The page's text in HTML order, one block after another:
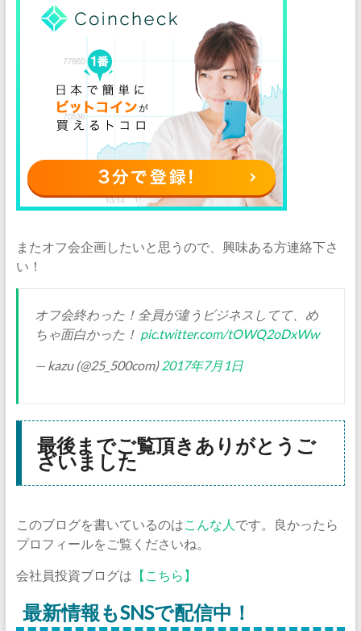
またオフ会企画したいと思うので、興味ある方連絡下さ
い！
オフ会終わった！全員が違うビジネスしてて、め
ちゃ面白かった！ pic.twitter.com/tOWQ2oDxWw
— kazu (@25_500com)2017年7月1日
最後までご覧頂きありがとうご
ざいました
このブログを書いているのはこんな人 です。良かったら
プロフィールをご覧くださいね。
会社員投資ブログは 【こちら】
最新情報もSNSで配信中！